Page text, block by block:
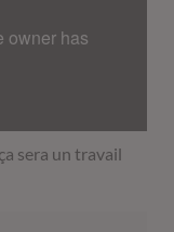
sera un travail